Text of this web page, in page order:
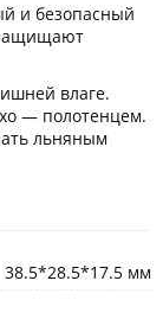
и безопасный
влаге.
— полотенцем.
льняным
38.5*28.5*17.5 мм